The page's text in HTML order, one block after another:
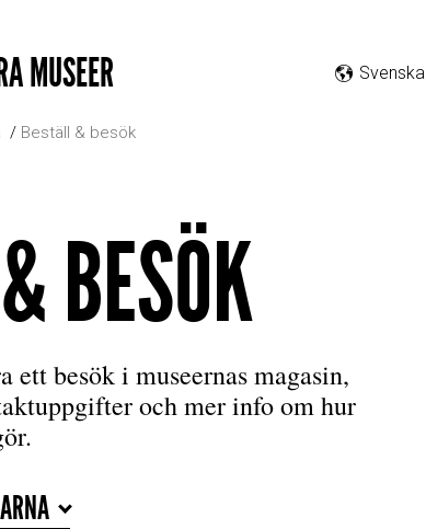
MUSEER Svenska
Beställ & besök
BESÖK
besök i museernas magasin,
och mer info om hur